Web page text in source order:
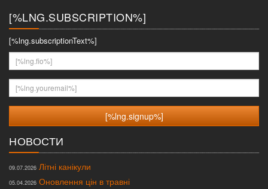
[%LNG.SUBSCRIPTION%]
[%lng.subscriptionText%]
[%lng.fio%]
[%lng.youremail%]
НОВОСТИ
09.07.2026 Літні канікули
05.04.2026 Оновлення цін в травні